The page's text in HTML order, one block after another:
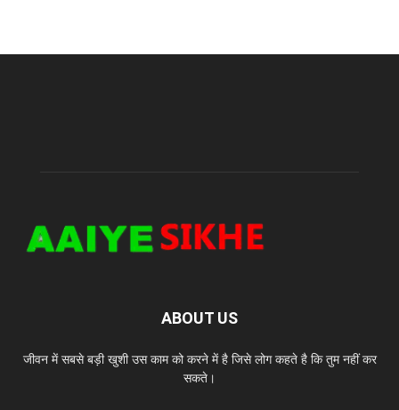
ABOUT US
जीवन में सबसे बड़ी खुशी उस काम को करने में है जिसे लोग कहते है कि तुम नहीं कर
सकते।